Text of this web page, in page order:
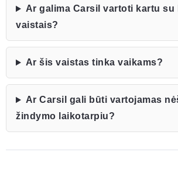
Ar galima Carsil vartoti kartu su
vaistais?
Ar šis vaistas tinka vaikams?
Ar Carsil gali būti vartojamas
žindymo laikotarpiu?